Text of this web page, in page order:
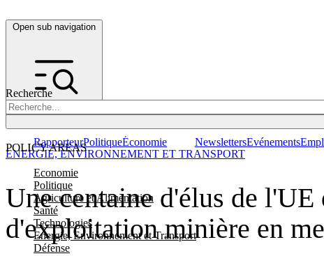
Open sub navigation
Recherche
POLICY AREAS
Economie
Politique
Agriculture et Alimentation
Santé
Technologies
Energie, Environnement et Transport
Défense
RapporteurPolitiqueÉconomie NewslettersEvénements
Une centaine d'élus de
d'exploitation minière en
ENERGIE, ENVIRONNEMENT ET TRANSPORT